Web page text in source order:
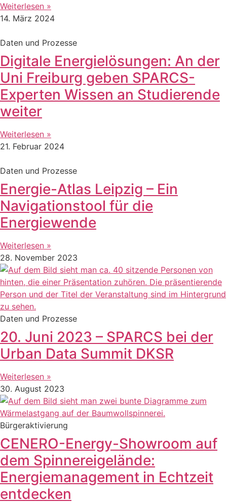
Weiterlesen »
14. März 2024
Daten und Prozesse
Digitale Energielösungen: An der
Uni Freiburg geben SPARCS-
Experten Wissen an Studierende
weiter
Weiterlesen »
21. Februar 2024
Daten und Prozesse
Energie-Atlas Leipzig – Ein
Navigationstool für die
Energiewende
Weiterlesen »
28. November 2023
Daten und Prozesse
20. Juni 2023 – SPARCS bei der
Urban Data Summit DKSR
Weiterlesen »
30. August 2023
Bürgeraktivierung
CENERO-Energy-Showroom auf
dem Spinnereigelände:
Energiemanagement in Echtzeit
entdecken